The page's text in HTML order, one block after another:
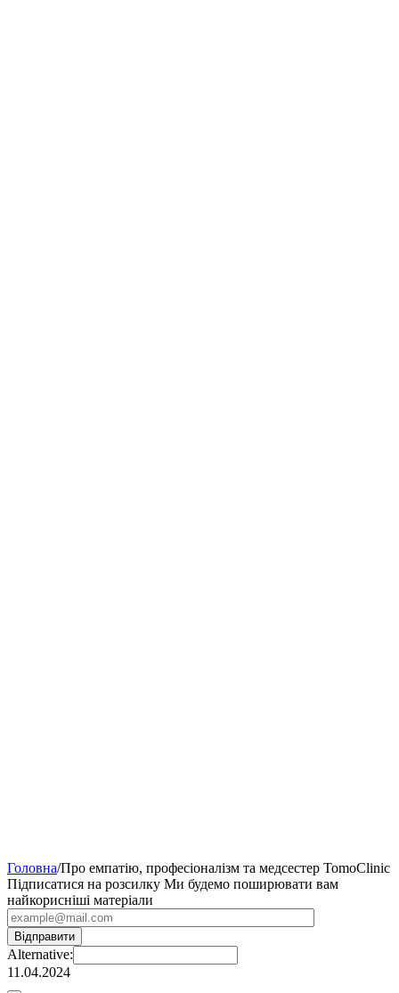
Головна/Про емпатію, професіоналізм та медсестер TomoClinic
Підписатися на розсилку Ми будемо поширювати вам
найкорисніші матеріали
Alternative:
11.04.2024